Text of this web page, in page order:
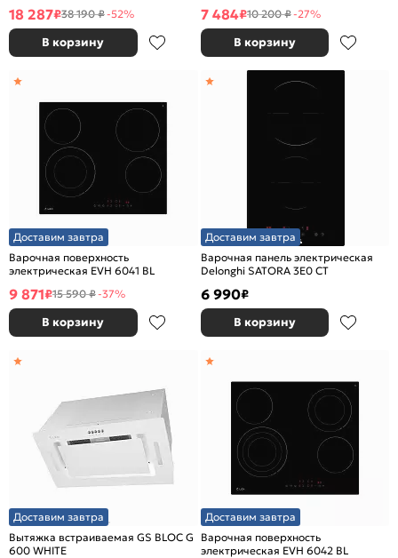
18 287₽38 190 ₽-52%
В корзину
7 484₽10 200 ₽-27%
В корзину
Доставим завтра
Варочная поверхность
электрическая EVH 6041 BL
9 871₽15 590 ₽-37%
В корзину
Доставим завтра
Варочная панель электрическая
Delonghi SATORA 3E0 CT
6 990₽
В корзину
Доставим завтра
Вытяжка встраиваемая GS BLOC G
600 WHITE
Доставим завтра
Варочная поверхность
электрическая EVH 6042 BL